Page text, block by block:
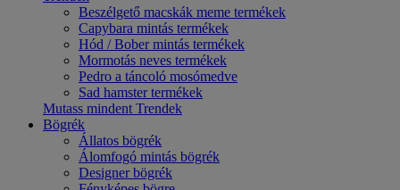
Beszélgető macskák meme termékek
Capybara mintás termékek
Hód / Bober mintás termékek
Mormotás neves termékek
Pedro a táncoló mosómedve
Sad hamster termékek
Mutass mindent Trendek
Bögrék
Állatos bögrék
Álomfogó mintás bögrék
Designer bögrék